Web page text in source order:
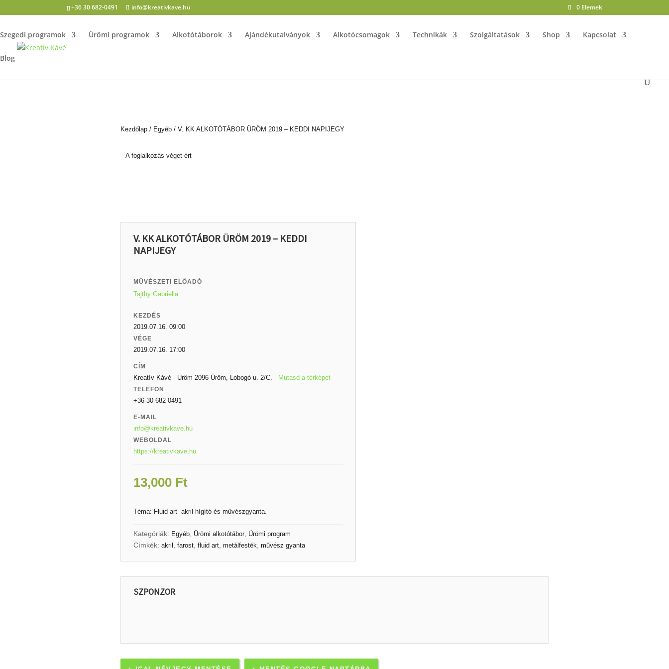
+36 30 682-0491 info@kreativkave.hu 0 Elemek
Szegedi programok Ürömi programok Alkotótáborok Ajándékutalványok Alkotócsomagok Technikák Szolgáltatások Shop Kapcsolat
Blog
Kezdőlap/ Egyéb/ V. KK ALKOTÓTÁBOR ÜRÖM 2019 – KEDDI NAPIJEGY
A foglalkozás véget ért
V. KK ALKOTÓTÁBOR ÜRÖM 2019 – KEDDI
NAPIJEGY
MŰVÉSZETI ELŐADÓ
Tajthy Gabriella
KEZDÉS
2019.07.16. 09:00
VÉGE
2019.07.16. 17:00
CÍM
Kreatív Kávé - Üröm 2096 Üröm, Lobogó u. 2/C. Mutasd a térképet
TELEFON
+36 30 682-0491
E-MAIL
info@kreativkave.hu
WEBOLDAL
https://kreativkave.hu
13,000 Ft
Téma: Fluid art -akril hígító és művészgyanta.
Kategóriák: Egyéb, Ürömi alkotótábor, Ürömi program
Címkék: akril farost, fluid art, metálfesték művész gyanta
SZPONZOR